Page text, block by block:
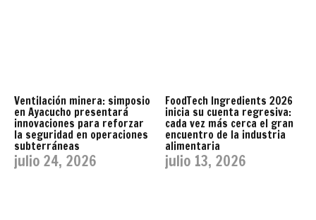
Ventilación minera: simposio
en Ayacucho presentará
innovaciones para reforzar
la seguridad en operaciones
subterráneas
julio 24, 2026
FoodTech Ingredients 2026
inicia su cuenta regresiva:
cada vez más cerca el gran
encuentro de la industria
alimentaria
julio 13, 2026